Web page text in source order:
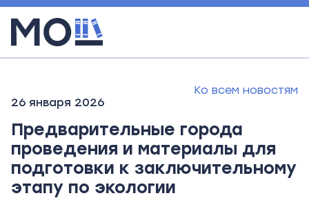
26 января 2026
Ко всем новостям
Предварительные города
проведения и материалы для
подготовки к заключительному
этапу по экологии